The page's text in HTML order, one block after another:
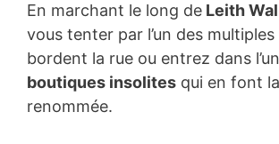
En marchant le long de Leith
vous tenter par l’un des multiples
bordent la rue ou entrez dans
boutiques insolites qui en font la
renommée.